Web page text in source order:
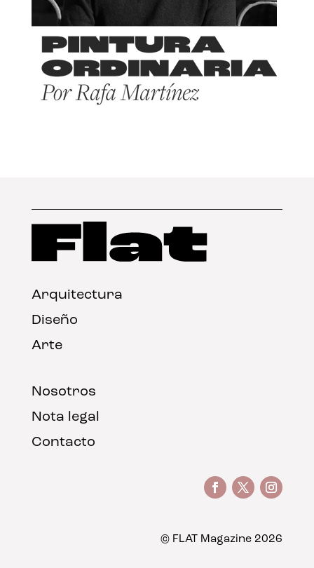
Arquitectura
Diseño
Arte
Nosotros
Nota legal
Contacto
© FLAT Magazine 2026